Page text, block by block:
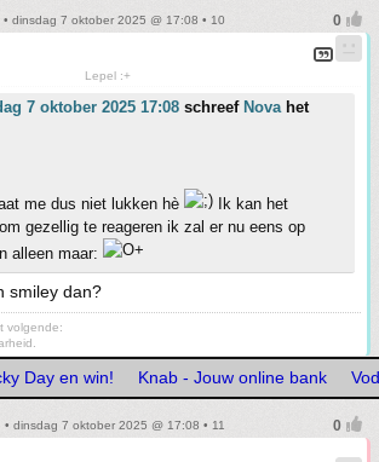
• dinsdag 7 oktober 2025 @ 17:08 • 10
Lepel :+
7 oktober 2025 17:08 schreef Novahet
me dus niet lukken hè
Ik kan het
gezellig te reageren ik zal er nu eens op
alleen maar:
smiley dan?
volgende:
Day en win! Knab - Jouw online bank
• dinsdag 7 oktober 2025 @ 17:08 • 11